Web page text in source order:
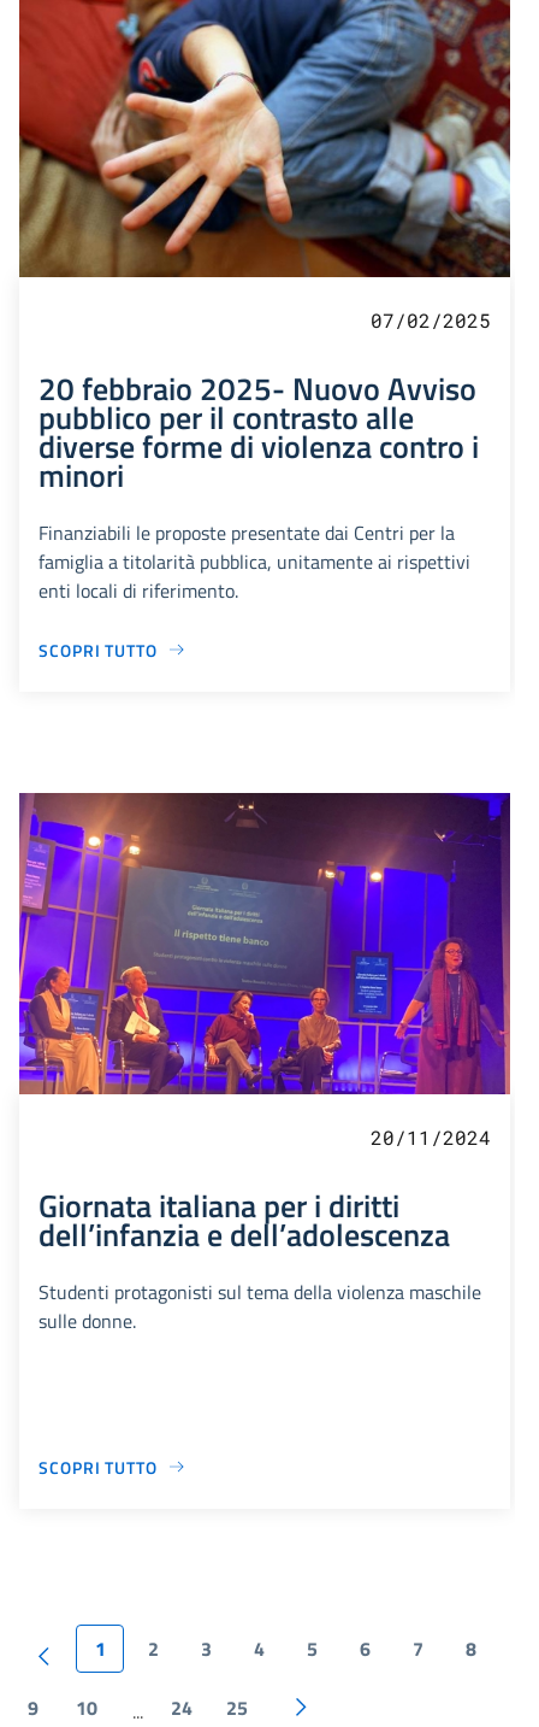
07/02/2025
20 febbraio 2025- Nuovo Avviso
pubblico per il contrasto alle
diverse forme di violenza contro i
minori
Finanziabili le proposte presentate dai Centri per la
famiglia a titolarità pubblica, unitamente ai rispettivi
enti locali di riferimento.
SCOPRI TUTTO
20/11/2024
Giornata italiana per i diritti
dell’infanzia e dell’adolescenza
Studenti protagonisti sul tema della violenza maschile
sulle donne.
SCOPRI TUTTO
1 2 3 4 5 6 7 8
9 10 ... 24 25